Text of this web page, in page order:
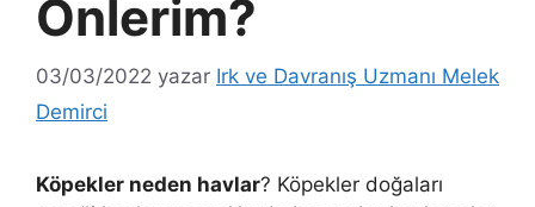
Önlerim?
03/03/2022 yazar Irk ve Davranış Uzmanı Melek
Demirci
Köpekler neden havlar? Köpekler doğaları